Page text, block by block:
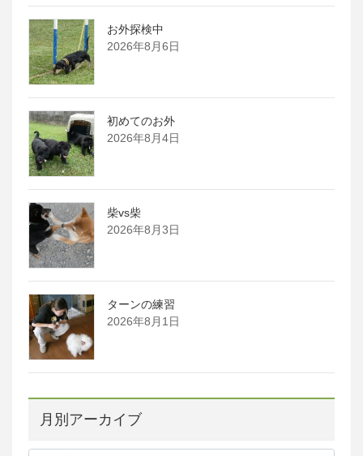
お外探検中
2026年8月6日
初めてのお外
2026年8月4日
柴vs柴
2026年8月3日
ターンの練習
2026年8月1日
月別アーカイブ
月